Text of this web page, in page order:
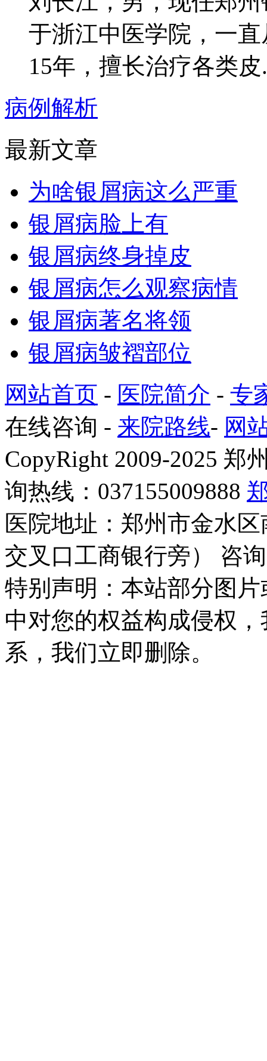
于浙江中医学院，一
15年，擅长治疗各类皮
病例解析
最新文章
为啥银屑病这么严重
银屑病脸上有
银屑病终身掉皮
银屑病怎么观察病情
银屑病著名将领
银屑病皱褶部位
网站首页 - 医院简介 - 专
在线咨询 - 来院路线- 网
CopyRight 2009-2025 郑
询热线：037155009888
医院地址：郑州市金水
交叉口工商银行旁） 咨
特别声明：本站部分图
中对您的权益构成侵权
系，我们立即删除。